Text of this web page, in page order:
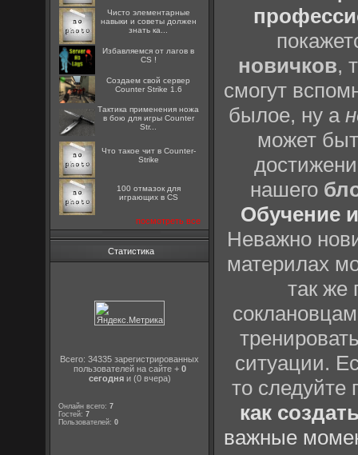
Чисто элементарные
навыки и советы должен
знать ка...
Избавляемся от лагов в
CS !
Создаем свой сервер
Counter Strike 1.6
Тактика применения ножа
в бою для игры Counter
Str...
Что такое чит в Counter-
Strike
100 отмазок для
играющих в CS
посмотреть все
Статистика
Всего: 34335 зарегистрированных
пользователей на сайте + 0
сегодняи (0 вчера)
Онлайн всего:7
Гостей:7
Пользователей:0
новичков,
смогут
былое, ну а
может
нашего
Обучение
Неважно
материлах
так же
ситуации.
то
как
важные